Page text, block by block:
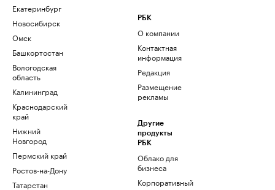
Екатеринбург
Новосибирск
Омск
Башкортостан
Вологодская
область
Калининград
Краснодарский
край
Нижний
Новгород
Пермский край
Ростов-на-Дону
Татарстан
РБК
О компании
Контактная
информация
Редакция
Размещение
рекламы
Другие
продукты
РБК
Облако для
бизнеса
Корпоративный